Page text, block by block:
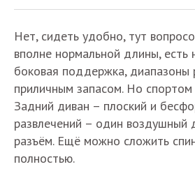
Нет, сидеть удобно, тут
вполне нормальной длины, есть
боковая поддержка, диапазоны
приличным запасом. Но спортом
Задний диван – плоский и
развлечений – один воздушный
разъём. Ещё можно сложить
полностью.